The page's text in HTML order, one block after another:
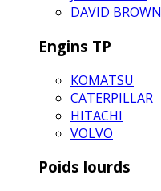
DAVID BROWN
Engins TP
KOMATSU
CATERPILLAR
HITACHI
VOLVO
Poids lourds